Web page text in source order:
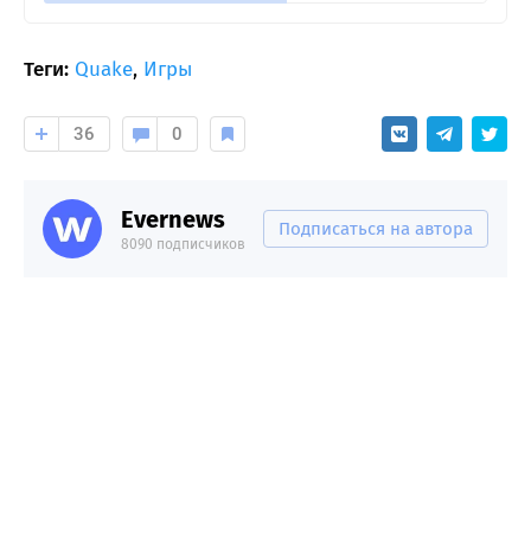
Теги: Quake, Игры
36 0
Evernews
8090 подписчиков
Подписаться на автора